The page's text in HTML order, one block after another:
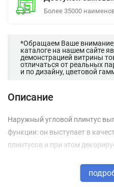
Более 35000
*Обращаем Ваше
каталоге на нашем сайте
демонстрацией витрины
отличаться от реальных
и по дизайну, цветовой
Описание
Наружный угловой плинтус
функции: он выступает в
плинтусов и при этом